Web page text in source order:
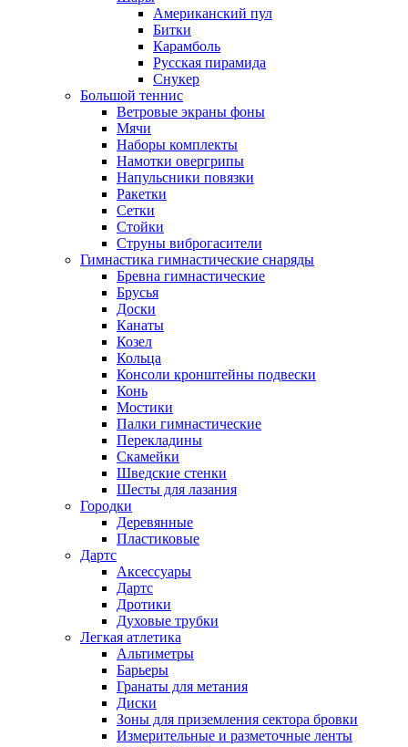
Американский пул
Битки
Карамболь
Русская пирамида
Снукер
Большой теннис
Ветровые экраны фоны
Мячи
Наборы комплекты
Намотки овергрипы
Напульсники повязки
Ракетки
Сетки
Стойки
Струны виброгасители
Гимнастика гимнастические снаряды
Бревна гимнастические
Брусья
Доски
Канаты
Козел
Кольца
Консоли кронштейны подвески
Конь
Мостики
Палки гимнастические
Перекладины
Скамейки
Шведские стенки
Шесты для лазания
Городки
Деревянные
Пластиковые
Дартс
Аксессуары
Дартс
Дротики
Духовые трубки
Легкая атлетика
Альтиметры
Барьеры
Гранаты для метания
Диски
Зоны для приземления сектора бровки
Измерительные и разметочные ленты